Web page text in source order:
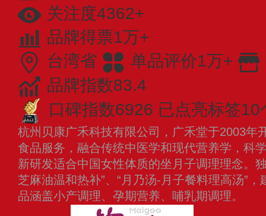
关注度4362+
品牌得票1万+
台湾省
单品评价1万+
品牌指数83.4
口碑指数6926 已点亮标签10
杭州贝康广禾科技有限公司，广禾堂于2003年
食品服务，融合传统中医学和现代营养学，科
新研发适合中国女性体质的坐月子调理理念。
芝麻油温和热补”、“月乃汤-月子餐料理高汤”
品涵盖小产调理、孕期营养、哺乳期调理。